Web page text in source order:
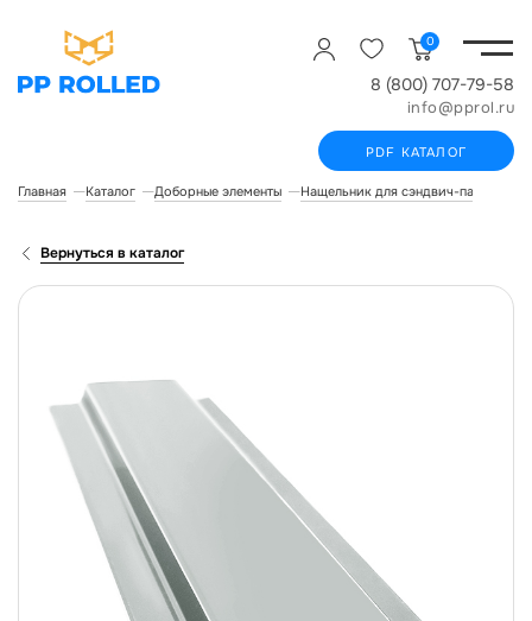
0
8 (800) 707-79-58
info@pprol.ru
PDF КАТАЛОГ
Главная Каталог Доборные элементы Нащельник для сэндвич-панелей
Вернуться в каталог